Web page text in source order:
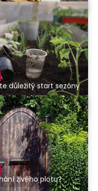
důležitý start sezóny
živého plotu?